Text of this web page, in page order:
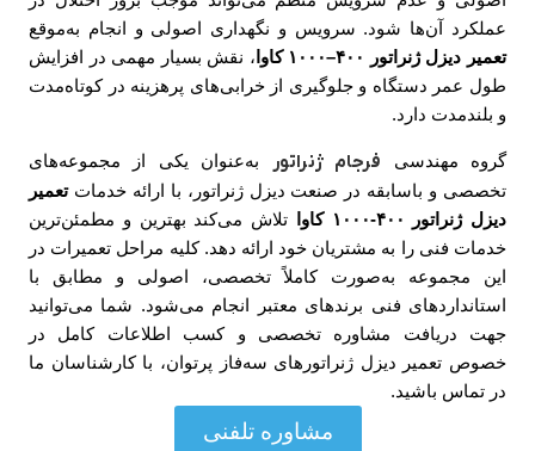
عملکرد آن‌ها شود. سرویس و نگهداری اصولی و انجام به‌موقع
تعمیر دیزل ژنراتور ۴۰۰–۱۰۰۰ کاوا
، نقش بسیار مهمی در افزایش
طول عمر دستگاه و جلوگیری از خرابی‌های پرهزینه در کوتاه‌مدت
و بلندمدت دارد.
گروه مهندسی فرجام ژنراتور به‌عنوان یکی از مجموعه‌های
تخصصی و باسابقه در صنعت دیزل ژنراتور، با ارائه خدماتتعمیر
دیزل ژنراتور ۴۰۰-۱۰۰۰ کاوا
تلاش می‌کند بهترین و مطمئن‌ترین
خدمات فنی را به مشتریان خود ارائه دهد. کلیه مراحل تعمیرات در
این مجموعه به‌صورت کاملاً تخصصی، اصولی و مطابق با
استانداردهای فنی برندهای معتبر انجام می‌شود. شما می‌توانید
جهت دریافت مشاوره تخصصی و کسب اطلاعات کامل در
خصوص تعمیر دیزل ژنراتورهای سه‌فاز پرتوان، با کارشناسان ما
در تماس باشید.
مشاوره تلفنی